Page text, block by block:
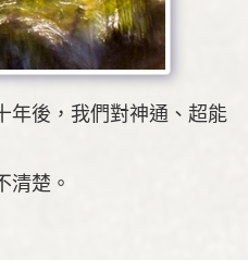
年後，我們對神通、超能
清楚。